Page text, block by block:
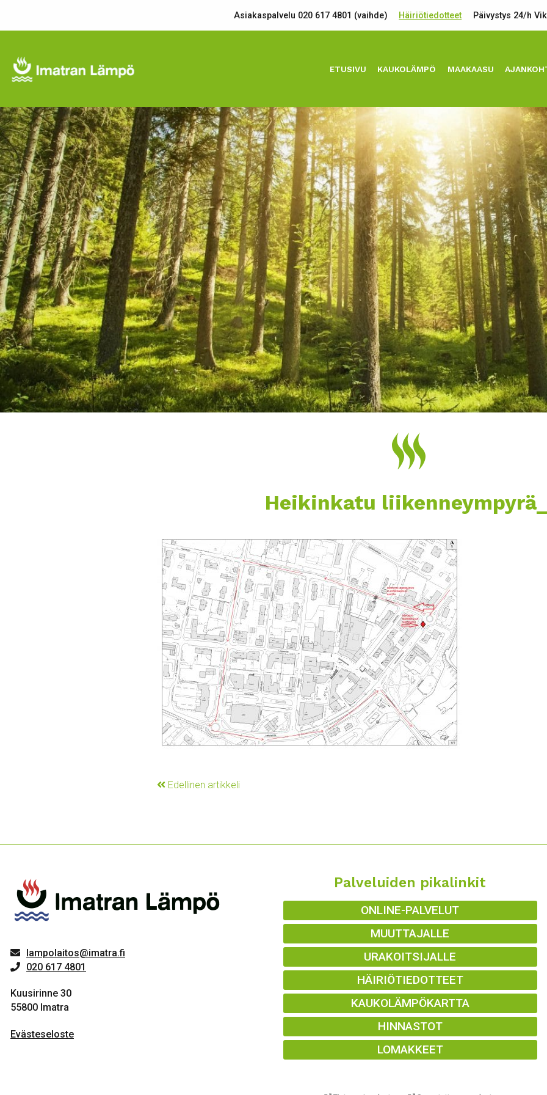
Asiakaspalvelu 020 617 4801 (vaihde) Häiriötiedotteet Päivystys 24/h
ETUSIVU KAUKOLÄMPÖ MAAKAASU
Heikinkatu
Edellinen artikkeli
lampolaitos@imatra.fi
020 617 4801
Kuusirinne 30
55800 Imatra
Evästeseloste
Palveluiden pikalinkit
ONLINE-PALVELUT
MUUTTAJALLE
URAKOITSIJALLE
HÄIRIÖTIEDOTTEET
KAUKOLÄMPÖKARTTA
HINNASTOT
LOMAKKEET